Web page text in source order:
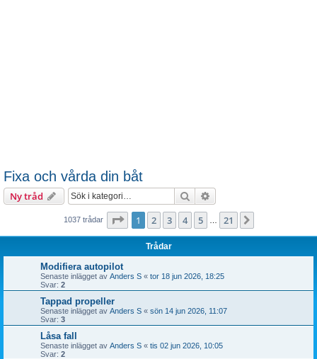
Fixa och vårda din båt
Ny tråd Sök
1037 trådar Sida av 21
1 2 3 4 5 21
Trådar
Modifiera autopilot
Senaste inlägget av Anders S « tor 18 jun 2026, 18:25
Svar: 2
Tappad propeller
Senaste inlägget av Anders S « sön 14 jun 2026, 11:07
Svar: 3
Låsa fall
Senaste inlägget av Anders S « tis 02 jun 2026, 10:05
Svar: 2